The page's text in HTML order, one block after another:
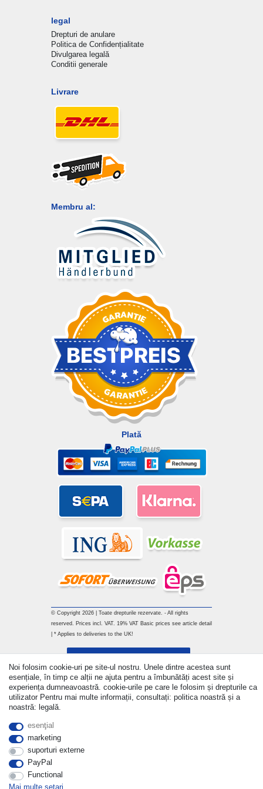
legal
Drepturi de anulare
Politica de Confidențialitate
Divulgarea legală
Conditii generale
Livrare
Membru al:
Plată
© Copyright 2026 | Toate drepturile rezervate. - All rights
reserved. Prices incl. VAT. 19% VAT Basic prices see article detail
| * Applies to deliveries to the UK!
Noi folosim cookie-uri pe site-ul nostru. Unele dintre acestea sunt
esențiale, în timp ce alții ne ajuta pentru a îmbunătăți acest site și
experiența dumneavoastră. cookie-urile pe care le folosim și drepturile ca
utilizator Pentru mai multe informații, consultați: politica noastră și a
noastră: legală.
esenţial
marketing
suporturi externe
PayPal
Functional
Mai multe setari
Withdraw from contract here
a lua legatura